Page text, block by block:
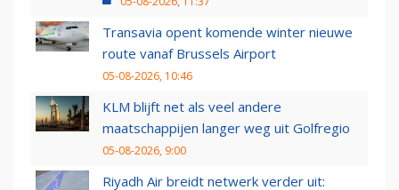
Transavia opent komende winter nieuwe
route vanaf Brussels Airport
05-08-2026, 10:46
KLM blijft net als veel andere
maatschappijen langer weg uit Golfregio
05-08-2026, 9:00
Riyadh Air breidt netwerk verder uit: